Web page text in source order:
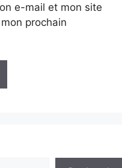
e-mail et mon site
prochain